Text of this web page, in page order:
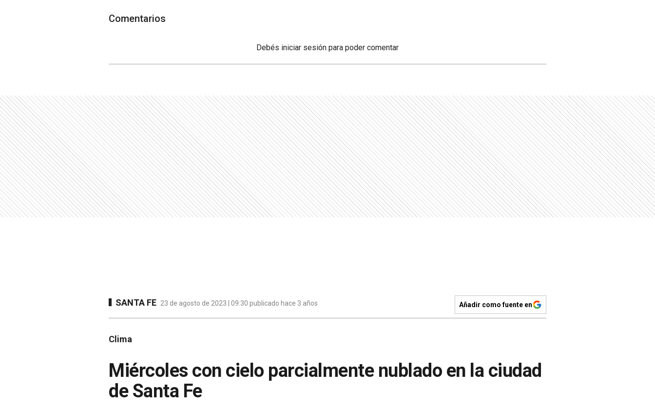
Comentarios
Debés iniciar sesión para poder comentar
SANTA FE 23 de agosto de 2023 | 09:30 publicado hace 3 años Añadir como fuente en
Clima
Miércoles con cielo parcialmente nublado en la ciudad
de Santa Fe